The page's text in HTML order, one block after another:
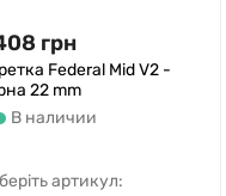
грн
Federal Mid V2 -
22 mm
В наличии
артикул: